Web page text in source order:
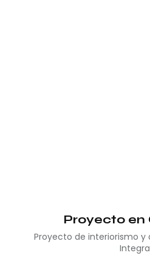
Proyecto en
Proyecto de interiorismo y